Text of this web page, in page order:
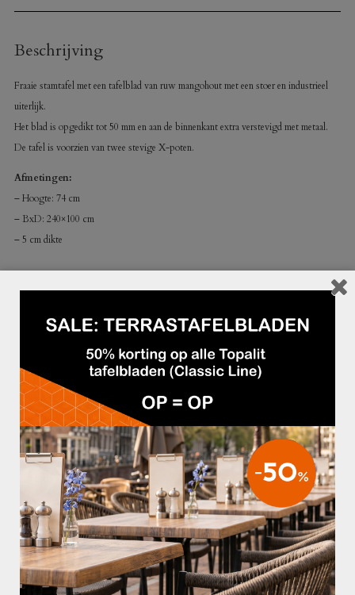
Beschrijving
Fraaie stamtafel met een tafelblad van ruw mangohout met een stoer en industrieel
uiterlijk.
Het blad is opgedikt tot 50 mm en aan de binnenkant extra verstevigd met metaal.
De tafel is voorzien van twee stevige X-poten.
Afmetingen:
– Hoogte: 74 cm
– BxD: 240×100 cm
– 5 cm dikte
GERELATEERDE PRODUCTEN
CESAR STAMTAFEL €519,95 KLAPTAFEL 1170 FLEX €179,95